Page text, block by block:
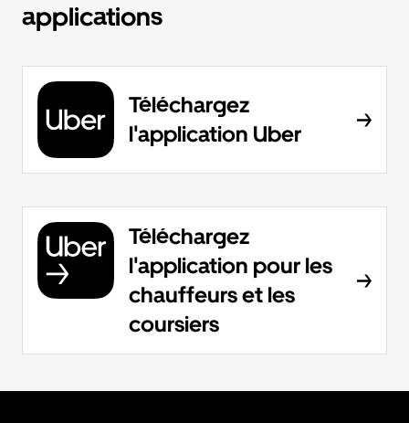
applications
Téléchargez
l'application Uber
Téléchargez
l'application pour les
chauffeurs et les
coursiers